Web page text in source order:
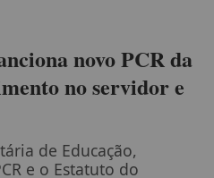
novo PCR da
no servidor e
de Educação,
e o Estatuto do